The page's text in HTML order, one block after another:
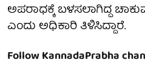
ಅಪರಾಧಕ್ಕೆ ಬಳಸಲಾಗಿದ್ದ
ಎಂದು ಅಧಿಕಾರಿ ತಿಳಿಸಿದ್ದಾರೆ.
Follow KannadaPrabha